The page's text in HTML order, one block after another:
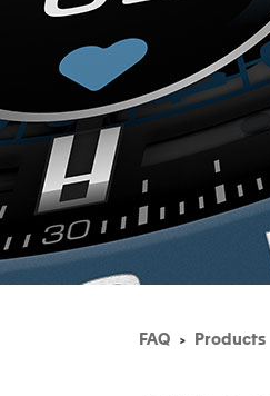
FAQ Products